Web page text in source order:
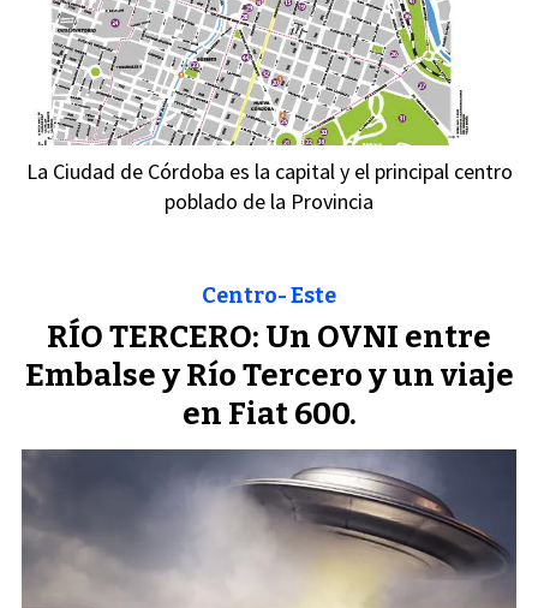
La Ciudad de Córdoba es la capital y el principal centro
poblado de la Provincia
RÍO TERCERO: Un OVNI entre
Embalse y Río Tercero y un viaje
en Fiat 600.
Centro- Este